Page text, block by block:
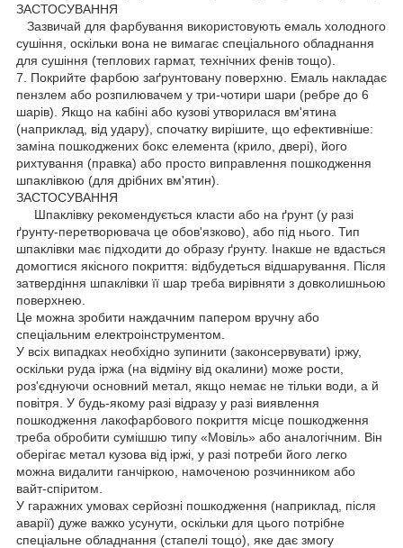
ЗАСТОСУВАННЯ
Зазвичай для фарбування використовують емаль холодного
сушіння, оскільки вона не вимагає спеціального обладнання
для сушіння (теплових гармат, технічних фенів тощо).
7. Покрийте фарбою заґрунтовану поверхню. Емаль накладає
пензлем або розпилювачем у три-чотири шари (ребре до 6
шарів). Якщо на кабіні або кузові утворилася вм'ятина
(наприклад, від удару), спочатку вирішите, що ефективніше:
заміна пошкоджених бокс елемента (крило, двері), його
рихтування (правка) або просто виправлення пошкодження
шпаклівкою (для дрібних вм'ятин).
ЗАСТОСУВАННЯ
Шпаклівку рекомендується класти або на ґрунт (у разі
ґрунту-перетворювача це обов'язково), або під нього. Тип
шпаклівки має підходити до образу ґрунту. Інакше не вдасться
домогтися якісного покриття: відбудеться відшарування. Після
затвердіння шпаклівки її шар треба вирівняти з довколишньою
поверхнею.
Це можна зробити наждачним папером вручну або
спеціальним електроінструментом.
У всіх випадках необхідно зупинити (законсервувати) іржу,
оскільки руда іржа (на відміну від окалини) може рости,
роз'єднуючи основний метал, якщо немає не тільки води, а й
повітря. У будь-якому разі відразу у разі виявлення
пошкодження лакофарбового покриття місце пошкодження
треба обробити сумішшю типу «Мовіль» або аналогічним. Він
оберігає метал кузова від іржі, у разі потреби його легко
можна видалити ганчіркою, намоченою розчинником або
вайт-спіритом.
У гаражних умовах серйозні пошкодження (наприклад, після
аварії) дуже важко усунути, оскільки для цього потрібне
спеціальне обладнання (стапелі тощо), яке дає змогу